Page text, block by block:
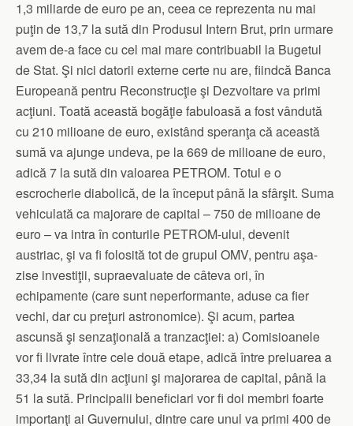
1,3 miliarde de euro pe an, ceea ce reprezenta nu mai
puţin de 13,7 la sută din Produsul Intern Brut, prin urmare
avem de-a face cu cel mai mare contribuabil la Bugetul
de Stat. Şi nici datorii externe certe nu are, fiindcă Banca
Europeană pentru Reconstrucţie şi Dezvoltare va primi
acţiuni. Toată această bogăţie fabuloasă a fost vândută
cu 210 milioane de euro, existând speranţa că această
sumă va ajunge undeva, pe la 669 de milioane de euro,
adică 7 la sută din valoarea PETROM. Totul e o
escrocherie diabolică, de la început până la sfârşit. Suma
vehiculată ca majorare de capital – 750 de milioane de
euro – va intra în conturile PETROM-ului, devenit
austriac, şi va fi folosită tot de grupul OMV, pentru aşa-
zise investiţii, supraevaluate de câteva ori, în
echipamente (care sunt neperformante, aduse ca fier
vechi, dar cu preţuri astronomice). Şi acum, partea
ascunsă şi senzaţională a tranzacţiei: a) Comisioanele
vor fi livrate între cele două etape, adică între preluarea a
33,34 la sută din acţiuni şi majorarea de capital, până la
51 la sută. Principalii beneficiari vor fi doi membri foarte
importanţi ai Guvernului, dintre care unul va primi 400 de